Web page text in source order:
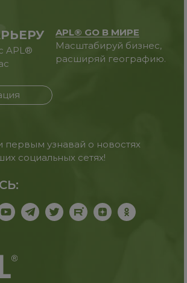
APL®
APL® GO В МИРЕ
Масштабируй бизнес,
расширяй географию.
первым узнавай о новостях
социальных сетях!